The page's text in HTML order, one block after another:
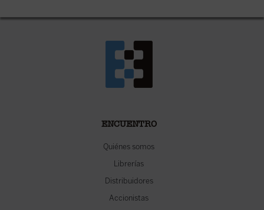
ENCUENTRO
Quiénes somos
Librerías
Distribuidores
Accionistas